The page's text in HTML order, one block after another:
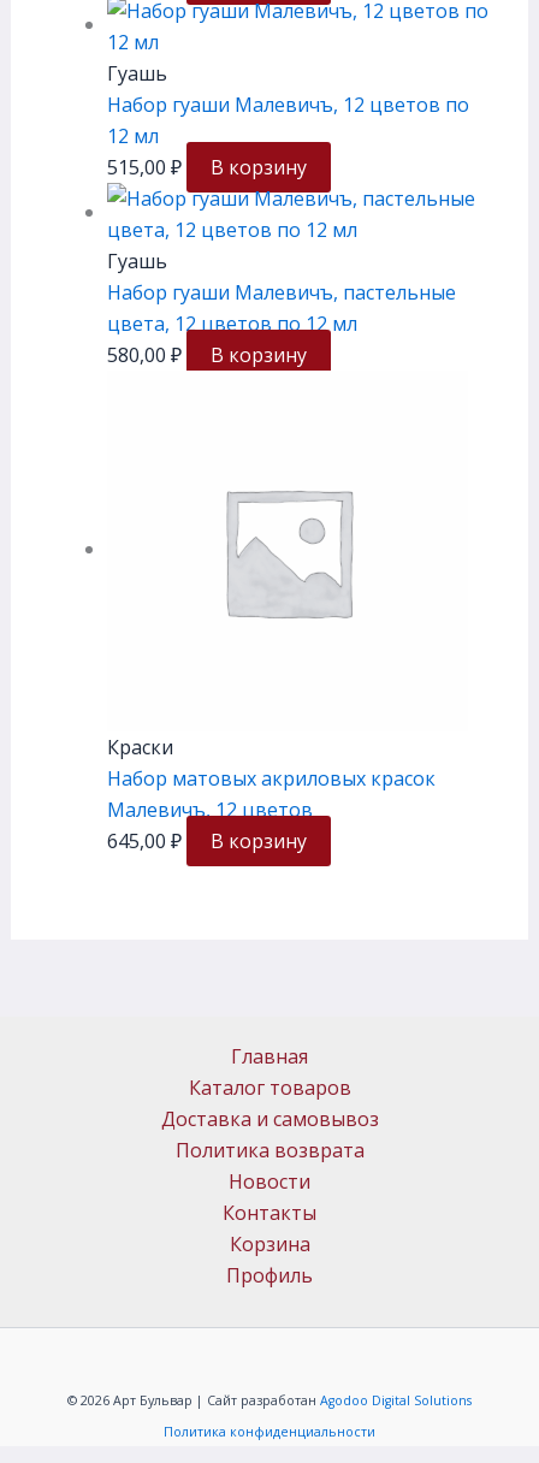
Гуашь
Набор гуаши Малевичъ, 12 цветов по
12 мл
515,00 ₽ В корзину
Гуашь
Набор гуаши Малевичъ, пастельные
цвета, 12 цветов по 12 мл
580,00 ₽ В корзину
Краски
Набор матовых акриловых красок
Малевичъ, 12 цветов
645,00 ₽ В корзину
Главная
Каталог товаров
Доставка и самовывоз
Политика возврата
Новости
Контакты
Корзина
Профиль
© 2026 Арт Бульвар | Сайт разработан Agodoo Digital Solutions
Политика конфиденциальности